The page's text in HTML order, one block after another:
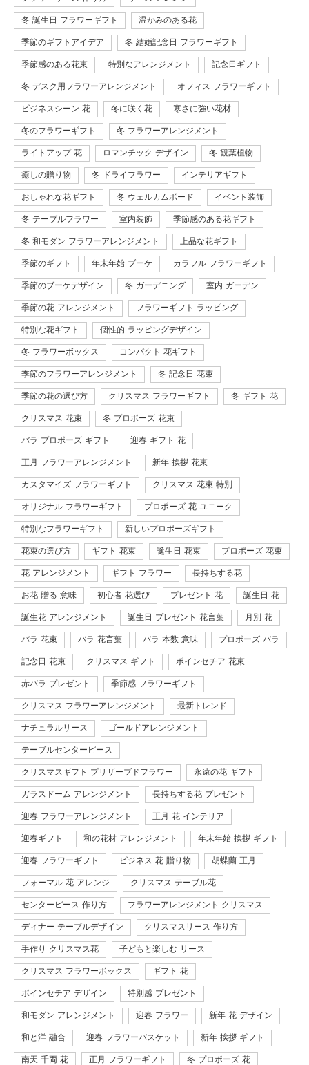
冬 誕生日 フラワーギフト 温かみのある花
季節のギフトアイデア 冬 結婚記念日 フラワーギフト
季節感のある花束 特別なアレンジメント 記念日ギフト
冬 デスク用フラワーアレンジメント オフィス フラワーギフト
ビジネスシーン 花 冬に咲く花 寒さに強い花材
冬のフラワーギフト 冬 フラワーアレンジメント
ライトアップ 花 ロマンチック デザイン 冬 観葉植物
癒しの贈り物 冬 ドライフラワー インテリアギフト
おしゃれな花ギフト 冬 ウェルカムボード イベント装飾
冬 テーブルフラワー 室内装飾 季節感のある花ギフト
冬 和モダン フラワーアレンジメント 上品な花ギフト
季節のギフト 年末年始 ブーケ カラフル フラワーギフト
季節のブーケデザイン 冬 ガーデニング 室内 ガーデン
季節の花 アレンジメント フラワーギフト ラッピング
特別な花ギフト 個性的 ラッピングデザイン
冬 フラワーボックス コンパクト 花ギフト
季節のフラワーアレンジメント 冬 記念日 花束
季節の花の選び方 クリスマス フラワーギフト 冬 ギフト 花
クリスマス 花束 冬 プロポーズ 花束
バラ プロポーズ ギフト 迎春 ギフト 花
正月 フラワーアレンジメント 新年 挨拶 花束
カスタマイズ フラワーギフト クリスマス 花束 特別
オリジナル フラワーギフト プロポーズ 花 ユニーク
特別なフラワーギフト 新しいプロポーズギフト
花束の選び方 ギフト 花束 誕生日 花束 プロポーズ 花束
花 アレンジメント ギフト フラワー 長持ちする花
お花 贈る 意味 初心者 花選び プレゼント 花 誕生日 花
誕生花 アレンジメント 誕生日 プレゼント 花言葉 月別 花
バラ 花束 バラ 花言葉 バラ 本数 意味 プロポーズ バラ
記念日 花束 クリスマス ギフト ポインセチア 花束
赤バラ プレゼント 季節感 フラワーギフト
クリスマス フラワーアレンジメント 最新トレンド
ナチュラルリース ゴールドアレンジメント
テーブルセンターピース
クリスマスギフト プリザーブドフラワー 永遠の花 ギフト
ガラスドーム アレンジメント 長持ちする花 プレゼント
迎春 フラワーアレンジメント 正月 花 インテリア
迎春ギフト 和の花材 アレンジメント 年末年始 挨拶 ギフト
迎春 フラワーギフト ビジネス 花 贈り物 胡蝶蘭 正月
フォーマル 花 アレンジ クリスマス テーブル花
センターピース 作り方 フラワーアレンジメント クリスマス
ディナー テーブルデザイン クリスマスリース 作り方
手作り クリスマス花 子どもと楽しむ リース
クリスマス フラワーボックス ギフト 花
ポインセチア デザイン 特別感 プレゼント
和モダン アレンジメント 迎春 フラワー 新年 花 デザイン
和と洋 融合 迎春 フラワーバスケット 新年 挨拶 ギフト
南天 千両 花 正月 フラワーギフト 冬 プロポーズ 花